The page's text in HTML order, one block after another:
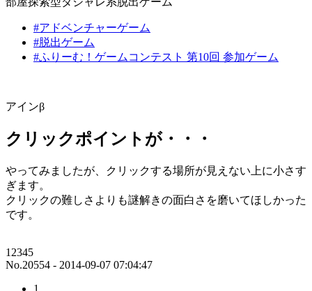
#アドベンチャーゲーム
#脱出ゲーム
#ふりーむ！ゲームコンテスト 第10回 参加ゲーム
アインβ
クリックポイントが・・・
やってみましたが、クリックする場所が見えない上に小さす
ぎます。
クリックの難しさよりも謎解きの面白さを磨いてほしかった
です。
12345
No.20554 - 2014-09-07 07:04:47